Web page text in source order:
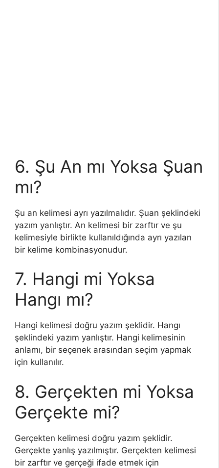
6. Şu An mı Yoksa Şuan
mı?
Şu an kelimesi ayrı yazılmalıdır. Şuan şeklindeki
yazım yanlıştır. An kelimesi bir zarftır ve şu
kelimesiyle birlikte kullanıldığında ayrı yazılan
bir kelime kombinasyonudur.
7. Hangi mi Yoksa
Hangı mı?
Hangi kelimesi doğru yazım şeklidir. Hangı
şeklindeki yazım yanlıştır. Hangi kelimesinin
anlamı, bir seçenek arasından seçim yapmak
için kullanılır.
8. Gerçekten mi Yoksa
Gerçekte mi?
Gerçekten kelimesi doğru yazım şeklidir.
Gerçekte yanlış yazılmıştır. Gerçekten kelimesi
bir zarftır ve gerçeği ifade etmek için